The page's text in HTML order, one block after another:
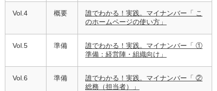
Vol.4 概要
誰でわかる！実践。マイナンバー「 こ
のホームページの使い方」
Vol.5 準備
誰でわかる！実践。マイナンバー「 ①
準備：経営陣・組織向け」
Vol.6 準備
誰でわかる！実践。マイナンバー「 ②
総務（担当者）」